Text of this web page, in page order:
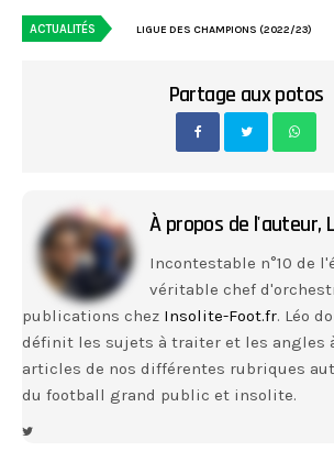
ACTUALITÉS LIGUE DES CHAMPIONS (2022/23)
Partage aux potos
À propos de l'auteur,
Incontestable n°10 de
véritable chef
publications chez Insolite-Foot.fr. Léo
définit les sujets à traiter et les angles
articles de nos différentes rubriques
du football grand public et insolite.